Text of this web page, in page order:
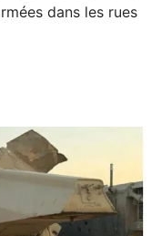
dans les rues